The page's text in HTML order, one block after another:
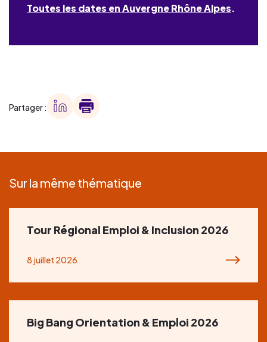
Toutes les dates en Auvergne Rhône Alpes.
Partager :
Sur la même thématique
Tour Régional Emploi & Inclusion 2026
8 juillet 2026
Big Bang Orientation & Emploi 2026